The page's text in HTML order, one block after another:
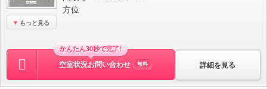
もっと見る
方位
詳細を見る
かんたん30秒で完了!
空室状況お問い合わせ 無料